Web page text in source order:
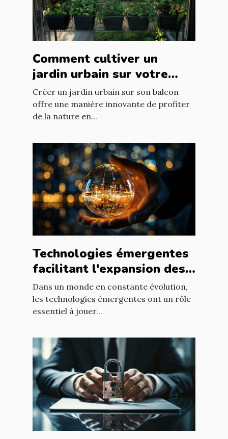
Comment cultiver un
jardin urbain sur votre
balcon
Créer un jardin urbain sur son balcon
offre une manière innovante de profiter
de la nature en...
Technologies émergentes
facilitant l'expansion des
entreprises
Dans un monde en constante évolution,
les technologies émergentes ont un rôle
essentiel à jouer...